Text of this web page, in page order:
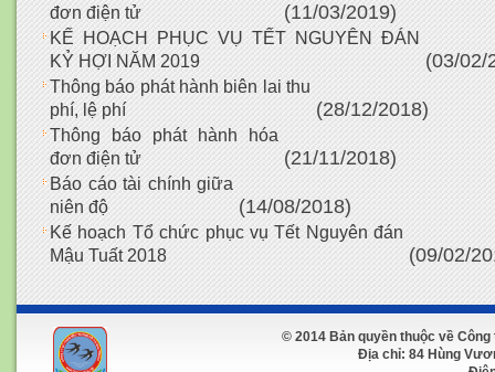
đơn điện tử
(11/03/2019)
KẾ HOẠCH PHỤC VỤ TẾT NGUYÊN ĐÁN
KỶ HỢI NĂM 2019
(03/02/
Thông báo phát hành biên lai thu
phí, lệ phí
(28/12/2018)
Thông báo phát hành hóa
đơn điện tử
(21/11/2018)
Báo cáo tài chính giữa
niên độ
(14/08/2018)
Kế hoạch Tổ chức phục vụ Tết Nguyên đán
Mậu Tuất 2018
(09/02/
© 2014 Bản quyền thuộc về
Địa chỉ: 84 Hùng Vương